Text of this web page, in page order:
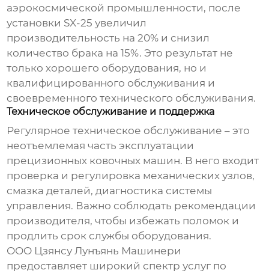
аэрокосмической промышленности, после
установки SX-25 увеличил
производительность на 20% и снизил
количество брака на 15%. Это результат не
только хорошего оборудования, но и
квалифицированного обслуживания и
своевременного технического обслуживания.
Техническое обслуживание и поддержка
Регулярное техническое обслуживание – это
неотъемлемая часть эксплуатации
прецизионных ковочных машин. В него входит
проверка и регулировка механических узлов,
смазка деталей, диагностика системы
управления. Важно соблюдать рекомендации
производителя, чтобы избежать поломок и
продлить срок службы оборудования.
ООО Цзянсу Лунъянь Машинери
предоставляет широкий спектр услуг по